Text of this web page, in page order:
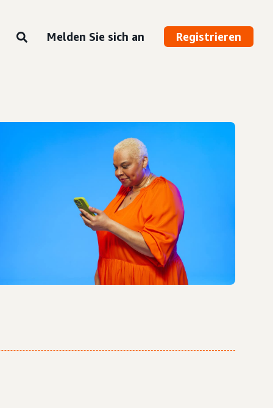
Melden Sie sich an Registrieren